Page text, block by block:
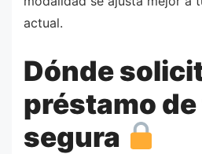
actual.
Dónde
préstamo
segura